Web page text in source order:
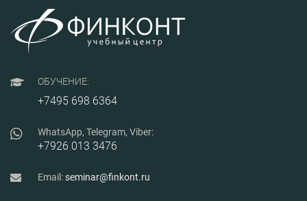
ОБУЧЕНИЕ:
+7495 698 6364
WhatsApp, Telegram, Viber:
+7926 013 3476
Email:seminar@finkont.ru